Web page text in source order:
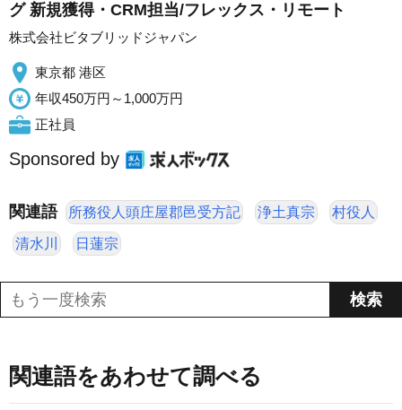
グ 新規獲得・CRM担当/フレックス・リモート
株式会社ビタブリッドジャパン
東京都 港区
年収450万円～1,000万円
正社員
Sponsored by
関連語 所務役人頭庄屋郡邑受方記 浄土真宗 村役人
清水川 日蓮宗
関連語をあわせて調べる